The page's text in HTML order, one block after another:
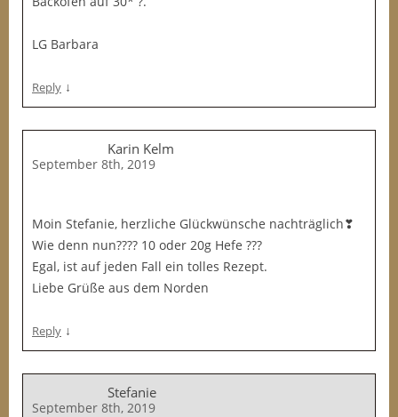
LG Barbara
Reply ↓
Karin Kelm
September 8th, 2019
Moin Stefanie, herzliche Glückwünsche nachträglich❣
Wie denn nun???? 10 oder 20g Hefe ???
Egal, ist auf jeden Fall ein tolles Rezept.
Liebe Grüße aus dem Norden
Reply ↓
Stefanie
September 8th, 2019